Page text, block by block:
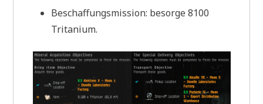
Beschaffungsmission: besorge 8100
Tritanium.